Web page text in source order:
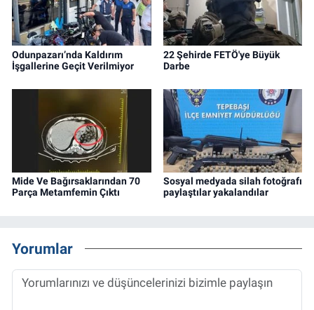
Odunpazarı’nda Kaldırım
İşgallerine Geçit Verilmiyor
22 Şehirde FETÖ'ye Büyük
Darbe
Mide Ve Bağırsaklarından 70
Parça Metamfemin Çıktı
Sosyal medyada silah fotoğrafı
paylaştılar yakalandılar
Yorumlar